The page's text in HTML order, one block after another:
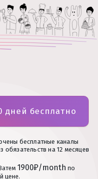
дней бесплатно
бесплатные каналы
обязательств на 12 месяцев
1900₽/month по
цене.